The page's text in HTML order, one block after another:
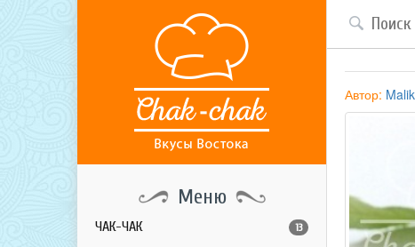
Меню
ЧАК-ЧАК 13
Автор: